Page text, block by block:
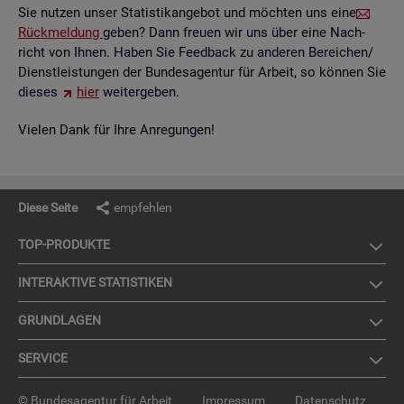
Sie nut­zen unser Sta­tis­tik­an­ge­bot und möch­ten uns eine
Rück­mel­dung geben? Dann freu­en wir uns über eine Nach­
richt von Ihnen. Haben Sie Feed­back zu an­de­ren Be­rei­chen/
Dienst­leis­tun­gen der Bun­des­agen­tur für Ar­beit, so kön­nen Sie
die­ses
hier wei­ter­ge­ben.
Vie­len Dank für Ihre An­re­gun­gen!
Diese Seite empfehlen
TOP-PRO­DUK­TE
IN­TER­AK­TI­VE STA­TIS­TI­KEN
GRUND­LA­GEN
SER­VICE
© Bundesagentur für Arbeit Impressum Datenschutz